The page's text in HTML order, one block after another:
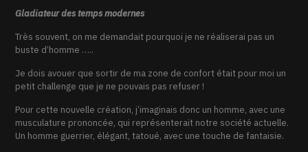
Gladiateur des temps modernes
Très souvent, on me demandait pourquoi je ne réaliserai pas un
buste d’homme …..
Je dois avouer que sortir de ma zone de confort était pour moi un
petit challenge que je ne pouvais pas refuser !
Pour cette nouvelle création, j’imaginais donc un homme, avec une
musculature prononcée, qui représenterait notre société actuelle.
Un homme guerrier, élégant, tatoué, avec une touche de fantaisie.